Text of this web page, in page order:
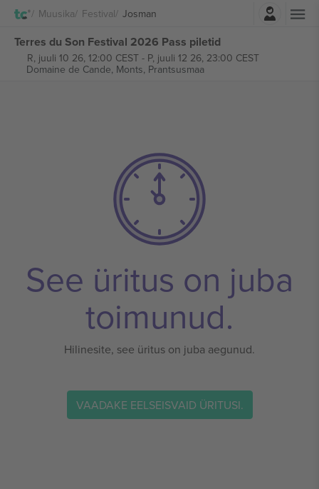
Muusika Festival Josman
Terres du Son Festival 2026 Pass piletid
R, juuli 10 26, 12:00 CEST- P, juuli 12 26, 23:00 CEST
Domaine de Cande, Monts, Prantsusmaa
See üritus on juba
toimunud.
Hilinesite, see üritus on juba aegunud.
VAADAKE EELSEISVAID ÜRITUSI.